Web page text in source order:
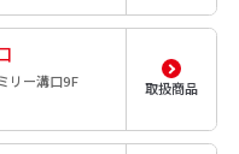
リー溝口9F
取扱商品